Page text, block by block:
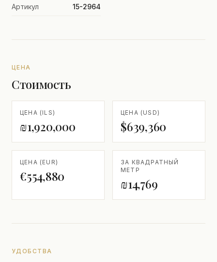
Артикул 15-2964
ЦЕНА
Стоимость
ЦЕНА (ILS)
₪1,920,000
ЦЕНА (USD)
$639,360
ЦЕНА (EUR)
€554,880
ЗА КВАДРАТНЫЙ
МЕТР
₪14,769
УДОБСТВА